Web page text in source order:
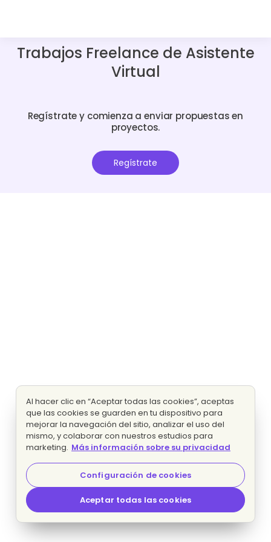
Trabajos Freelance de Asistente
Virtual
Regístrate y comienza a enviar propuestas en
proyectos.
Regístrate
Al hacer clic en “Aceptar todas las cookies”, aceptas
que las cookies se guarden en tu dispositivo para
mejorar la navegación del sitio, analizar el uso del
mismo, y colaborar con nuestros estudios para
marketing. Más información sobre su privacidad
Configuración de cookies
Aceptar todas las cookies